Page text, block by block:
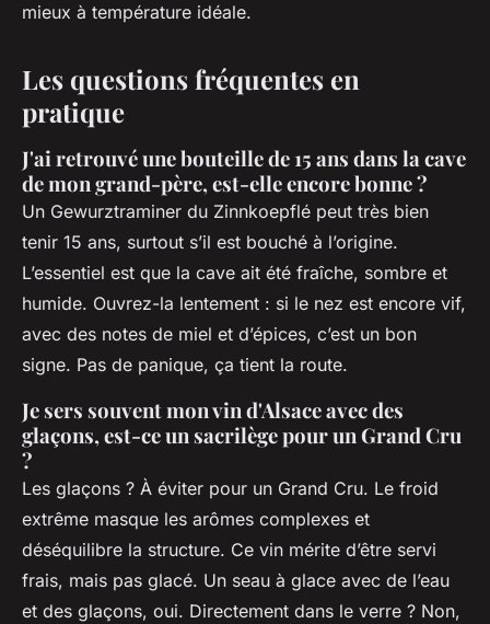
mieux à température idéale.
Les questions fréquentes en
pratique
J'ai retrouvé une bouteille de 15 ans dans la cave
de mon grand-père, est-elle encore bonne ?
Un Gewurztraminer du Zinnkoepflé peut très bien
tenir 15 ans, surtout s’il est bouché à l’origine.
L’essentiel est que la cave ait été fraîche, sombre et
humide. Ouvrez-la lentement : si le nez est encore vif,
avec des notes de miel et d’épices, c’est un bon
signe. Pas de panique, ça tient la route.
Je sers souvent mon vin d'Alsace avec des
glaçons, est-ce un sacrilège pour un Grand Cru
?
Les glaçons ? À éviter pour un Grand Cru. Le froid
extrême masque les arômes complexes et
déséquilibre la structure. Ce vin mérite d’être servi
frais, mais pas glacé. Un seau à glace avec de l’eau
et des glaçons, oui. Directement dans le verre ? Non,